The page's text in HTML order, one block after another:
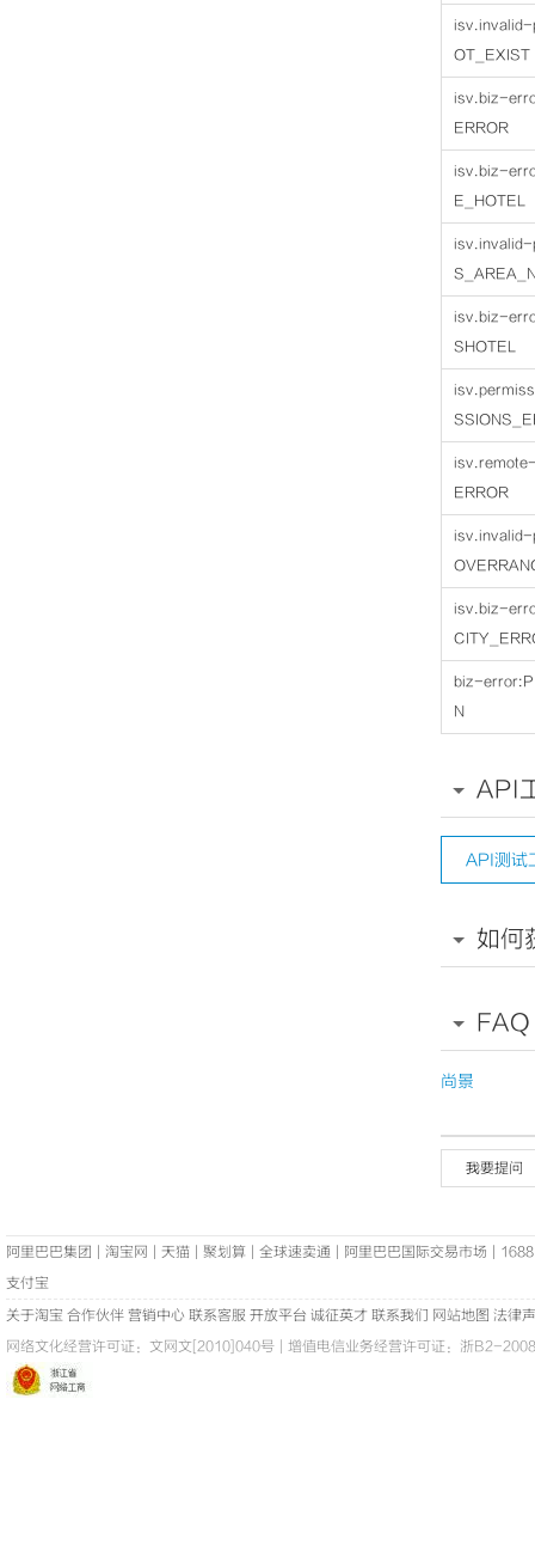
isv.invalid-
OT_EXIST
isv.biz-
ERROR
isv.biz-
E_HOTEL
isv.invalid-
isv.biz-
SHOTEL
ERROR
isv.invalid-
isv.biz-
biz-
N
API
API测试
如何
FAQ
尚景
我要提问
阿里巴巴集团 淘宝网 天猫 聚划算 全球速卖通 阿里巴巴国际交易市场
1688
支付宝
关于淘宝 合作伙伴 营销中心 联系客服 开放平台 诚征英才 联系我们 网站地图 法律
网络文化经营许可证： 文网文[2010]040号 增值电信业务经营许可证：浙B2-